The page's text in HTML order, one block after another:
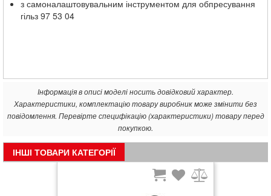
з самоналаштовувальним інструментом для обпресування
гільз 97 53 04
Інформація в описі моделі носить довідковий характер.
Характеристики, комплектацію товару виробник може змінити без
повідомлення. Перевірте специфікацію (характеристики) товару перед
покупкою.
ІНШІ ТОВАРИ КАТЕГОРІЇ